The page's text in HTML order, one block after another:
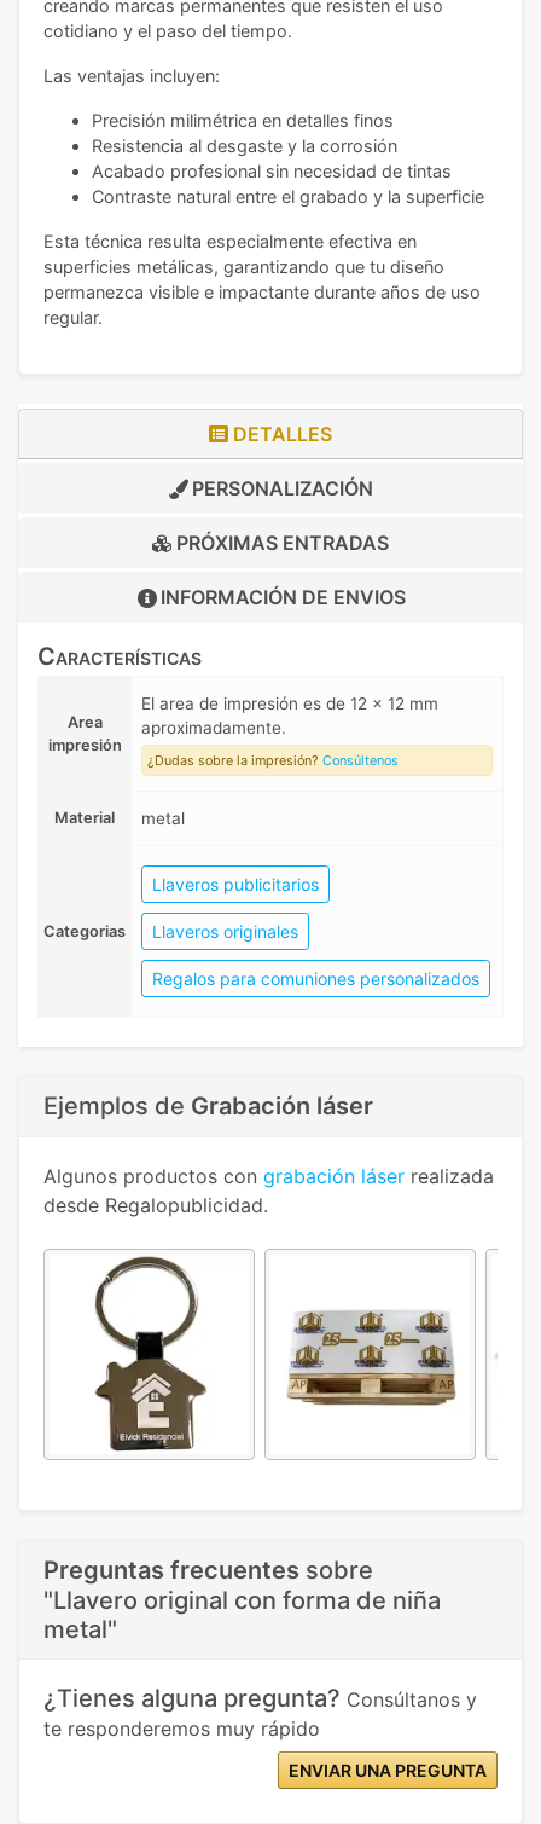
creando marcas permanentes que resisten el uso
cotidiano y el paso del tiempo.
Las ventajas incluyen:
Precisión milimétrica en detalles finos
Resistencia al desgaste y la corrosión
Acabado profesional sin necesidad de tintas
Contraste natural entre el grabado y la superficie
Esta técnica resulta especialmente efectiva en
superficies metálicas, garantizando que tu diseño
permanezca visible e impactante durante años de uso
regular.
DETALLES
PERSONALIZACIÓN
PRÓXIMAS ENTRADAS
INFORMACIÓN DE ENVIOS
Características
Area
impresión
El area de impresión es de 12 x 12 mm
aproximadamente.
¿Dudas sobre la impresión? Consúltenos
Material metal
Categorias
Llaveros publicitarios
Llaveros originales
Regalos para comuniones personalizados
Ejemplos de Grabación láser
Algunos productos con grabación láser realizada
desde Regalopublicidad.
Preguntas frecuentes sobre
"Llavero original con forma de niña
metal"
¿Tienes alguna pregunta? Consúltanos y
te responderemos muy rápido
ENVIAR UNA PREGUNTA